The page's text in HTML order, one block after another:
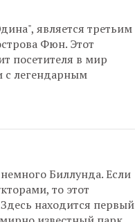
является третьим
Фюн. Этот
посетителя в мир
с легендарным
Биллунда. Если
то этот
находится первый